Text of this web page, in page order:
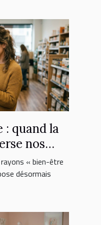
: quand la
nos
« bien-être
désormais